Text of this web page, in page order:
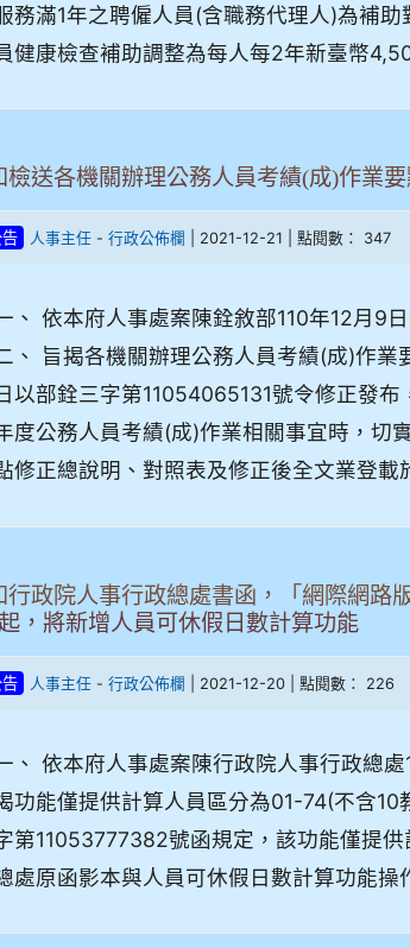
務滿1年之聘僱人員(含職務代理人)為補
健康檢查補助調整為每人每2年新臺幣
檢送各機關辦理公務人員考績(成)作業
告 人事主任 -行政公佈欄 | 2021-12-21 | 點閱數： 347
、 依本府人事處案陳銓敘部110年12月9
、 旨揭各機關辦理公務人員考績(成)作
以部銓三字第11054065131號令修正發
度公務人員考績(成)作業相關事宜時，切
修正總說明、對照表及修正後全文業登載
行政院人事行政總處書函，「網際網路
，將新增人員可休假日數計算功能
告 人事主任 -行政公佈欄 | 2021-12-20 | 點閱數： 226
、 依本府人事處案陳行政院人事行政總
功能僅提供計算人員區分為01-74(不含
第11053777382號函規定，該功能僅提
處原函影本與人員可休假日數計算功能操